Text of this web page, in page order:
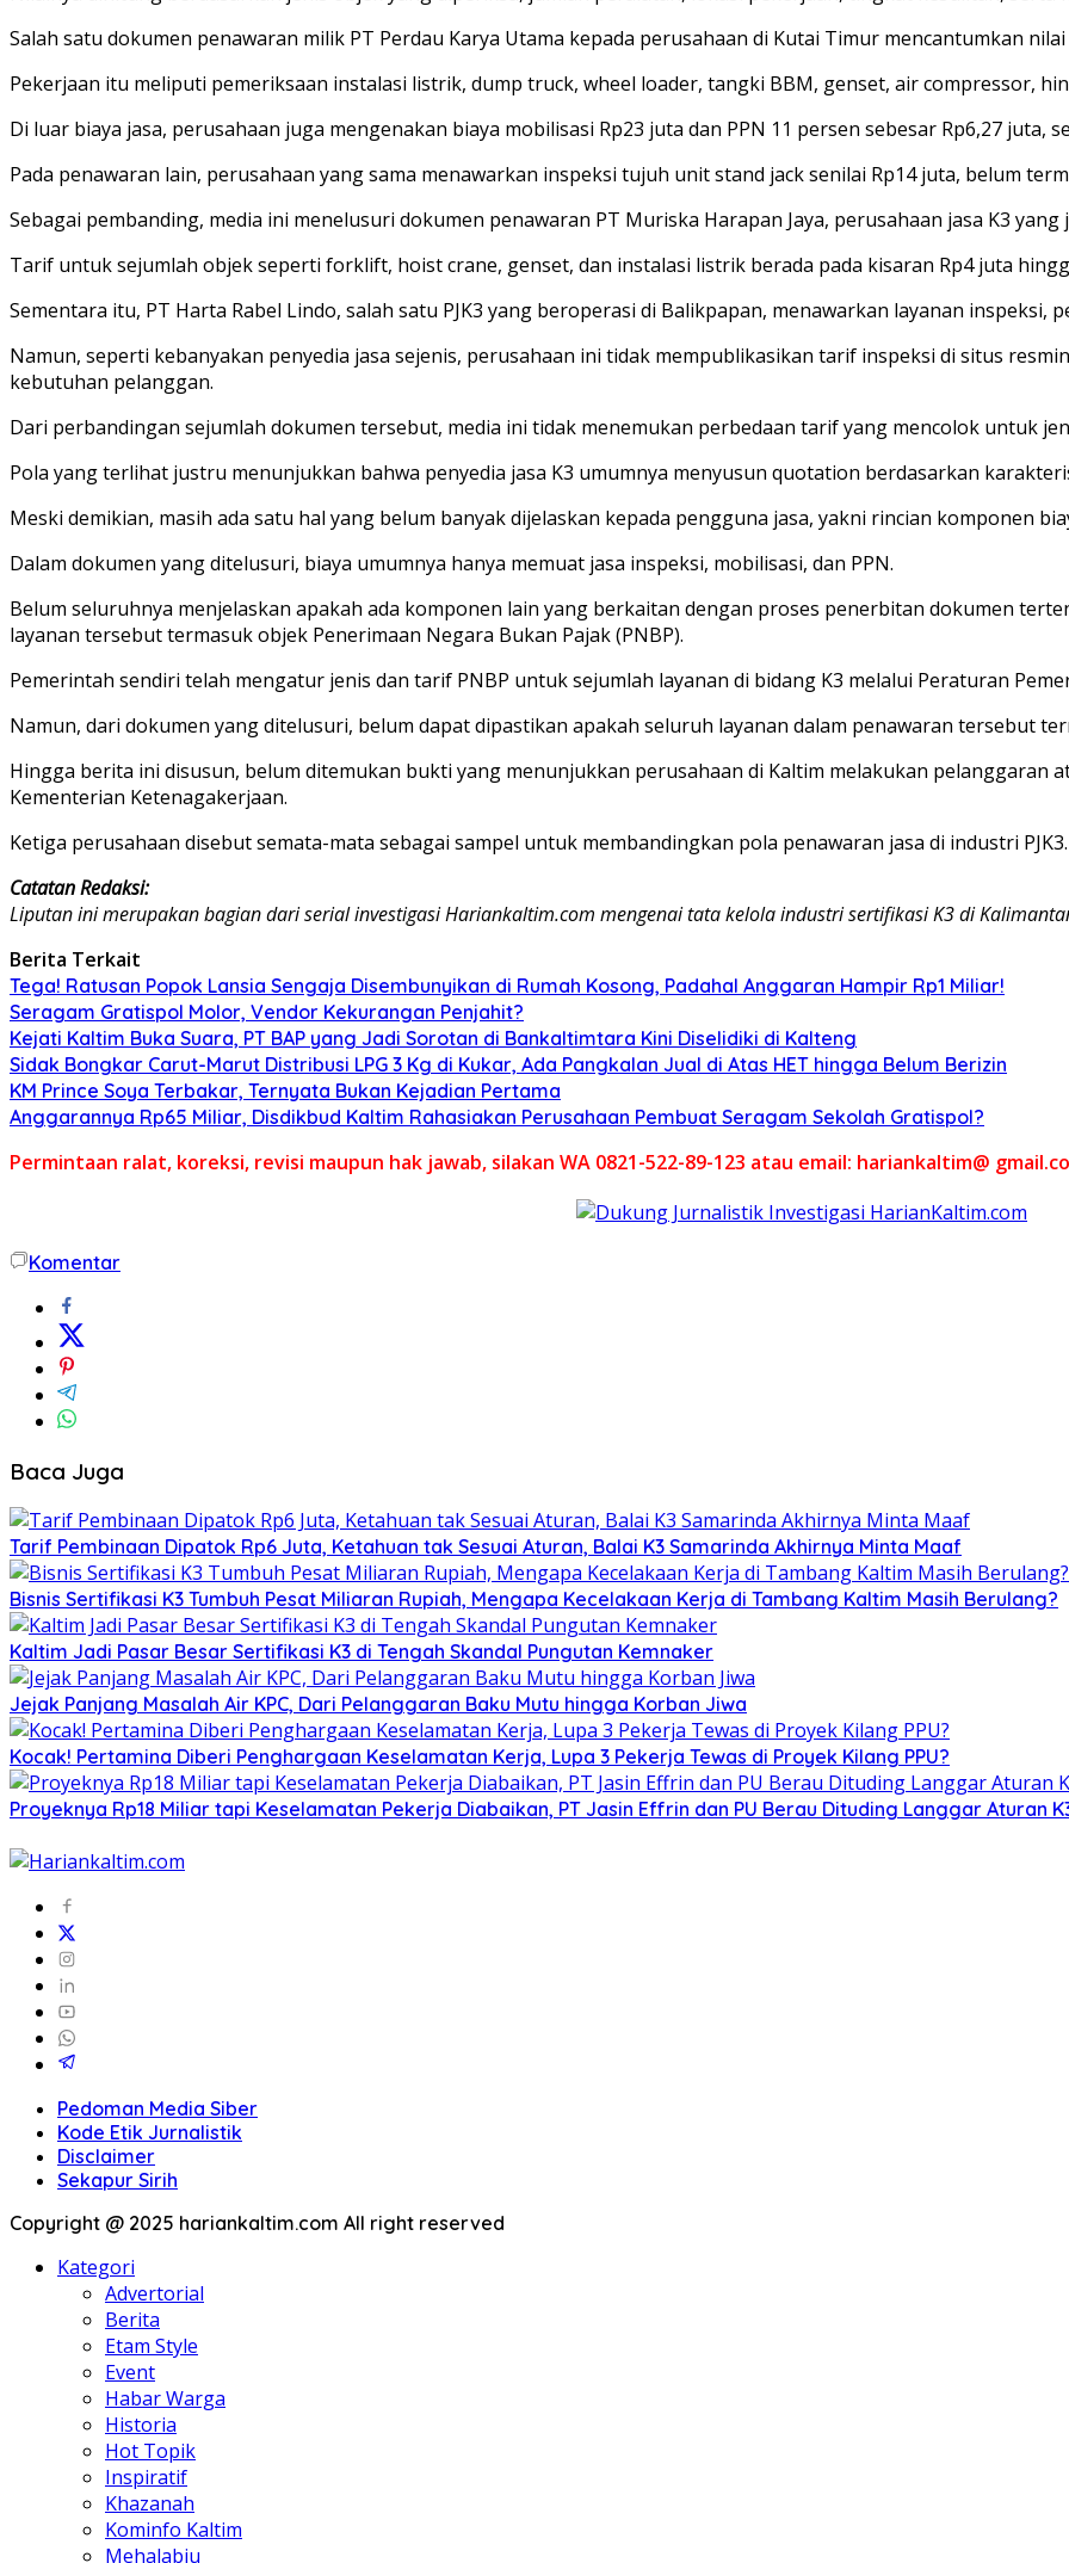
Salah satu dokumen penawaran milik PT Perdau Karya Utama kepada perusahaan di Kutai Timur mencantumkan
Pekerjaan itu meliputi pemeriksaan instalasi listrik, dump truck, wheel loader, tangki BBM, genset, air compressor,
Di luar biaya jasa, perusahaan juga mengenakan biaya mobilisasi Rp23 juta dan PPN 11 persen sebesar Rp6,27 juta,
Pada penawaran lain, perusahaan yang sama menawarkan inspeksi tujuh unit stand jack senilai Rp14 juta, belum
Sebagai pembanding, media ini menelusuri dokumen penawaran PT Muriska Harapan Jaya, perusahaan jasa K3
Tarif untuk sejumlah objek seperti forklift, hoist crane, genset, dan instalasi listrik berada pada kisaran Rp4 juta
Sementara itu, PT Harta Rabel Lindo, salah satu PJK3 yang beroperasi di Balikpapan, menawarkan layanan inspeksi,
Namun, seperti kebanyakan penyedia jasa sejenis, perusahaan ini tidak mempublikasikan tarif inspeksi di situs
kebutuhan pelanggan.
Dari perbandingan sejumlah dokumen tersebut, media ini tidak menemukan perbedaan tarif yang mencolok untuk
Pola yang terlihat justru menunjukkan bahwa penyedia jasa K3 umumnya menyusun quotation berdasarkan
Meski demikian, masih ada satu hal yang belum banyak dijelaskan kepada pengguna jasa, yakni rincian komponen
Dalam dokumen yang ditelusuri, biaya umumnya hanya memuat jasa inspeksi, mobilisasi, dan PPN.
Belum seluruhnya menjelaskan apakah ada komponen lain yang berkaitan dengan proses penerbitan dokumen
layanan tersebut termasuk objek Penerimaan Negara Bukan Pajak (PNBP).
Pemerintah sendiri telah mengatur jenis dan tarif PNBP untuk sejumlah layanan di bidang K3 melalui Peraturan
Namun, dari dokumen yang ditelusuri, belum dapat dipastikan apakah seluruh layanan dalam penawaran tersebut
Hingga berita ini disusun, belum ditemukan bukti yang menunjukkan perusahaan di Kaltim melakukan pelanggaran
Kementerian Ketenagakerjaan.
Ketiga perusahaan disebut semata-mata sebagai sampel untuk membandingkan pola penawaran jasa di industri
Catatan Redaksi:
Liputan ini merupakan bagian dari serial investigasi Hariankaltim.com mengenai tata kelola industri sertifikasi K3 di
Berita Terkait
Tega! Ratusan Popok Lansia Sengaja Disembunyikan di Rumah Kosong, Padahal Anggaran Hampir Rp1 Miliar!
Seragam Gratispol Molor, Vendor Kekurangan Penjahit?
Kejati Kaltim Buka Suara, PT BAP yang Jadi Sorotan di Bankaltimtara Kini Diselidiki di Kalteng
Sidak Bongkar Carut-Marut Distribusi LPG 3 Kg di Kukar, Ada Pangkalan Jual di Atas HET hingga Belum Berizin
KM Prince Soya Terbakar, Ternyata Bukan Kejadian Pertama
Anggarannya Rp65 Miliar, Disdikbud Kaltim Rahasiakan Perusahaan Pembuat Seragam Sekolah Gratispol?
Permintaan ralat, koreksi, revisi maupun hak jawab, silakan WA 0821-522-89-123 atau email: hariankaltim@
Komentar
Baca Juga
Tarif Pembinaan Dipatok Rp6 Juta, Ketahuan tak Sesuai Aturan, Balai K3 Samarinda Akhirnya Minta Maaf
Bisnis Sertifikasi K3 Tumbuh Pesat Miliaran Rupiah, Mengapa Kecelakaan Kerja di Tambang Kaltim Masih Berulang?
Kaltim Jadi Pasar Besar Sertifikasi K3 di Tengah Skandal Pungutan Kemnaker
Jejak Panjang Masalah Air KPC, Dari Pelanggaran Baku Mutu hingga Korban Jiwa
Kocak! Pertamina Diberi Penghargaan Keselamatan Kerja, Lupa 3 Pekerja Tewas di Proyek Kilang PPU?
Proyeknya Rp18 Miliar tapi Keselamatan Pekerja Diabaikan, PT Jasin Effrin dan PU Berau Dituding Langgar Aturan
Pedoman Media Siber
Kode Etik Jurnalistik
Disclaimer
Sekapur Sirih
Copyright @ 2025 hariankaltim.com All right reserved
Kategori
Advertorial
Berita
Etam Style
Event
Habar Warga
Historia
Hot Topik
Inspiratif
Khazanah
Kominfo Kaltim
Mehalabiu